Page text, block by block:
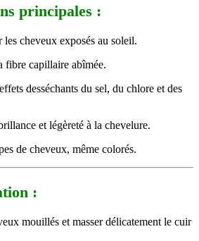
principales :
cheveux exposés au soleil.
fibre capillaire abîmée.
desséchants du sel, du chlore et des
et légèreté à la chevelure.
de cheveux, même colorés.
:
mouillés et masser délicatement le cuir